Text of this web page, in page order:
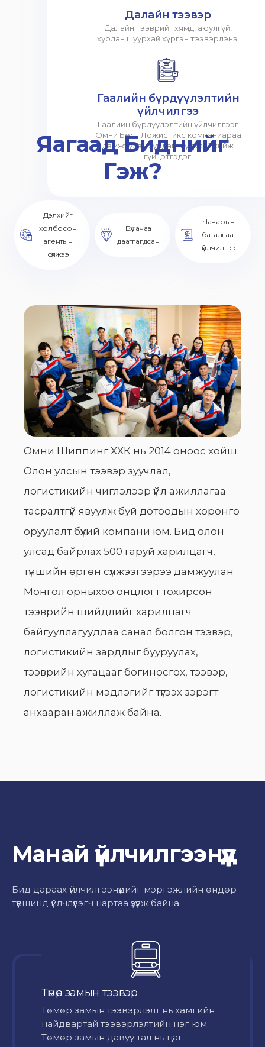
Далайн тээвэр
Далайн тээврийг хямд, аюулгүй,
хурдан шуурхай хүргэн тээвэрлэнэ.
Гаалийн бүрдүүлэлтийн
үйлчилгээ
Гаалийн бүрдүүлэлтийн үйлчилгээг
Омни Бест Ложистикс компаниараа
дамжуулан хурдан шуурхай хийж
гүйцэтгэдэг.
Яагаад Биднийг
Гэж?
Дэлхийг
холбосон
агентын
сүлжээ
Бүх ачаа
даатгагдсан
Чанарын
баталгаат
үйлчилгээ
Омни Шиппинг ХХК нь 2014 оноос хойш
Олон улсын тээвэр зуучлал,
логистикийн чиглэлээр үйл ажиллагаа
тасралтгүй явуулж буй дотоодын хөрөнгө
оруулалт бүхий компани юм. Бид олон
улсад байрлах 500 гаруй харилцагч,
түншийн өргөн сүлжээгээрээ дамжуулан
Монгол орныхоо онцлогт тохирсон
тээврийн шийдлийг харилцагч
байгууллагууддаа санал болгон тээвэр,
логистикийн зардлыг бууруулах,
тээврийн хугацааг богиносгох, тээвэр,
логистикийн мэдлэгийг түгээх зэрэгт
анхааран ажиллаж байна.
Манай үйлчилгээнүүд
Бид дараах үйлчилгээнүүдийг мэргэжлийн өндөр
түвшинд үйлчлүүлэгч нартаа үзүүлж байна.
Төмөр замын тээвэр
Төмөр замын тээвэрлэлт нь хамгийн
найдвартай тээвэрлэлтийн нэг юм.
Төмөр замын давуу тал нь цаг